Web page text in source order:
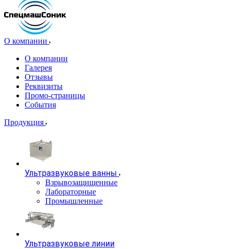
О компании
О компании
Галерея
Отзывы
Реквизиты
Промо-страницы
События
Продукция
Ультразвуковые ванны
Взрывозащищенные
Лабораторные
Промышленные
Ультразвуковые линии